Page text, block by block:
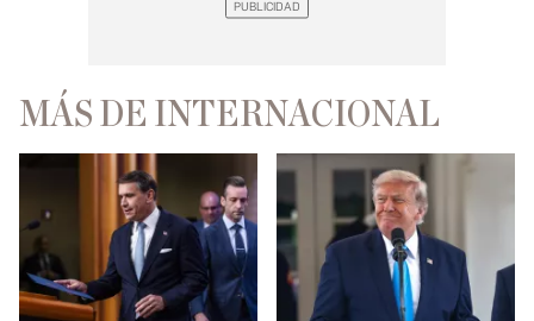
MÁS DE INTERNACIONAL